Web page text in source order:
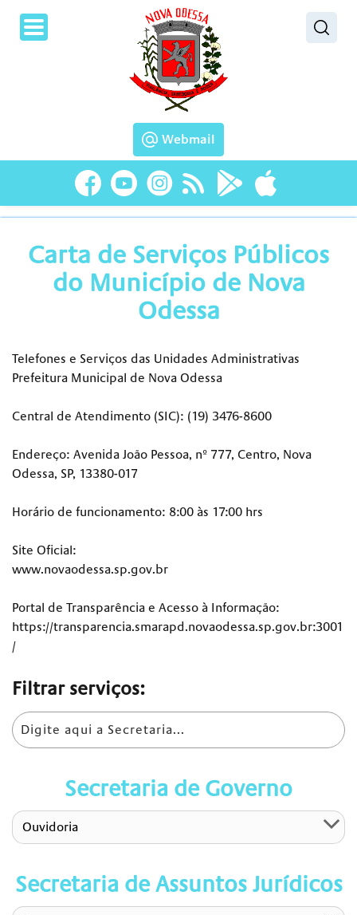
Webmail
Carta de Serviços Públicos
do Município de Nova
Odessa
Telefones e Serviços das Unidades Administrativas
Prefeitura Municipal de Nova Odessa
Central de Atendimento (SIC): (19) 3476-8600
Endereço: Avenida João Pessoa, nº 777, Centro, Nova
Odessa, SP, 13380-017
Horário de funcionamento: 8:00 às 17:00 hrs
Site Oficial:
www.novaodessa.sp.gov.br
Portal de Transparência e Acesso à Informação:
https://transparencia.smarapd.novaodessa.sp.gov.br:3001
/
Filtrar serviços:
Secretaria de Governo
Ouvidoria
Secretaria de Assuntos Jurídicos